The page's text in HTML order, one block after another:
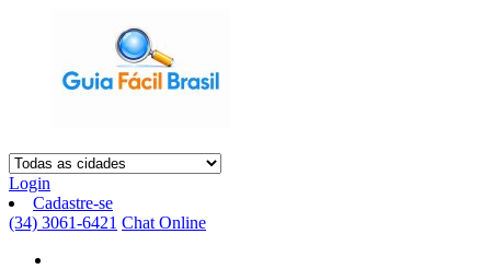
Login
Cadastre-se
(34) 3061-6421 Chat Online